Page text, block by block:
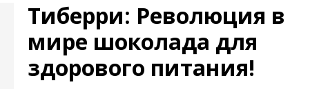
Тиберри: Революция в
мире шоколада для
здорового питания!